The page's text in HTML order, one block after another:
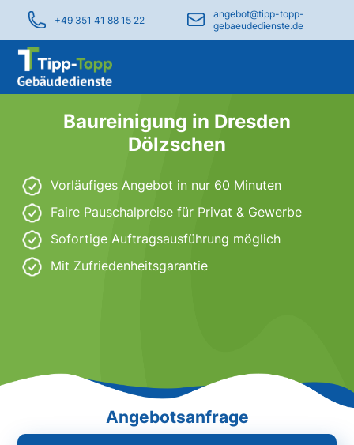
+49 351 41 88 15 22
angebot@tipp-topp-
gebaeudedienste.de
Baureinigung in Dresden
Dölzschen
Vorläufiges Angebot in nur 60 Minuten
Faire Pauschalpreise für Privat & Gewerbe
Sofortige Auftragsausführung möglich
Mit Zufriedenheitsgarantie